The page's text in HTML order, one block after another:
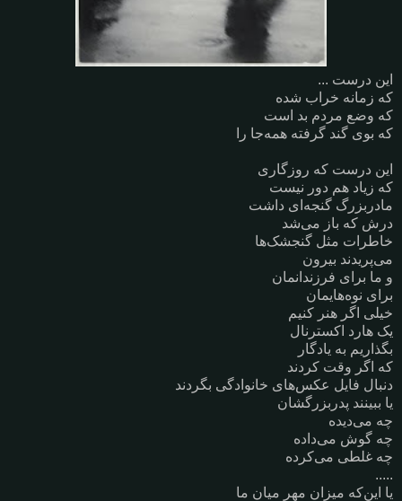
این درست ...
که زمانه خراب شده
که وضع مردم بد است
که بوی گند گرفته همه‌جا را
این درست که روزگاری
که زیاد هم دور نیست
مادربزرگ گنجه‌ای داشت
درش که باز می‌شد
خاطرات مثل گنجشک‌ها
می‌پریدند بیرون
و ما برای فرزندانمان
برای نوه‌هایمان
خیلی اگر هنر کنیم
یک هارد اکسترنال
بگذاریم به یادگار
که اگر وقت کردند
دنبال فایل عکس‌های خانوادگی بگردند
یا ببینند پدربزرگشان
چه می‌دیده
چه گوش می‌داده
چه غلطی می‌کرده
.....
یا این‌که میزان مهر میان ما